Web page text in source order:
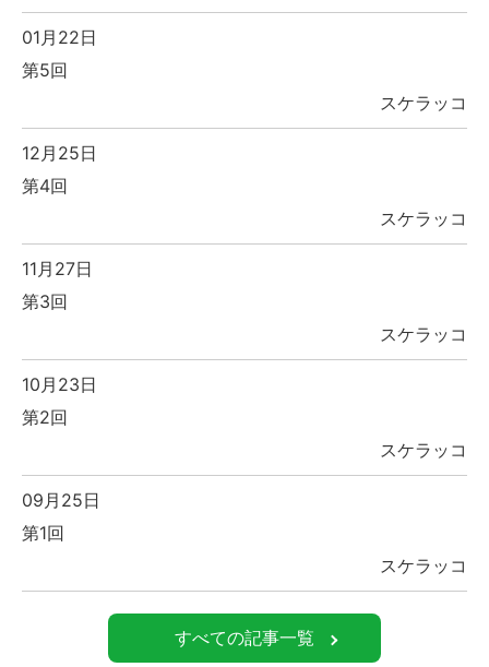
01月22日
第5回
スケラッコ
12月25日
第4回
スケラッコ
11月27日
第3回
スケラッコ
10月23日
第2回
スケラッコ
09月25日
第1回
スケラッコ
すべての記事一覧